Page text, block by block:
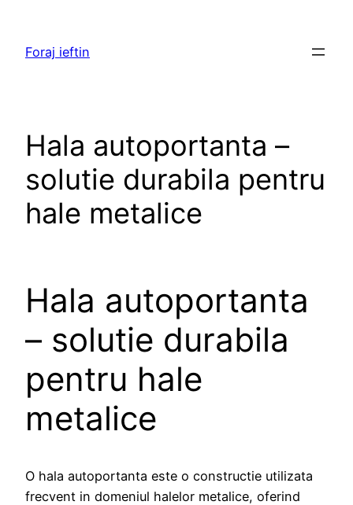
content
Foraj ieftin
Hala autoportanta –
solutie durabila pentru
hale metalice
Hala autoportanta
– solutie durabila
pentru hale
metalice
O hala autoportanta este o constructie utilizata
frecvent in domeniul halelor metalice, oferind